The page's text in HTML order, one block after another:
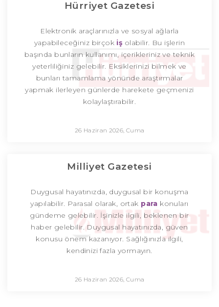
Hürriyet Gazetesi
Elektronik araçlarınızla ve sosyal ağlarla
yapabileceğiniz birçok iş olabilir. Bu işlerin
başında bunların kullanımı, içerikleriniz ve teknik
yeterliliğiniz gelebilir. Eksiklerinizi bilmek ve
bunları tamamlama yönünde araştırmalar
yapmak ilerleyen günlerde harekete geçmenizi
kolaylaştırabilir.
26 Haziran 2026, Cuma
Milliyet Gazetesi
Duygusal hayatınızda, duygusal bir konuşma
yapılabilir. Parasal olarak, ortak para konuları
gündeme gelebilir. İşinizle ilgili, beklenen bir
haber gelebilir. Duygusal hayatınızda, güven
konusu önem kazanıyor. Sağlığınızla ilgili,
kendinizi fazla yormayın.
26 Haziran 2026, Cuma